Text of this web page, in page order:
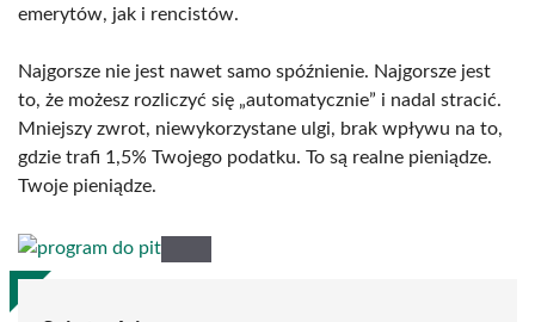
emerytów, jak i rencistów.
Najgorsze nie jest nawet samo spóźnienie. Najgorsze jest
to, że możesz rozliczyć się „automatycznie” i nadal stracić.
Mniejszy zwrot, niewykorzystane ulgi, brak wpływu na to,
gdzie trafi 1,5% Twojego podatku. To są realne pieniądze.
Twoje pieniądze.